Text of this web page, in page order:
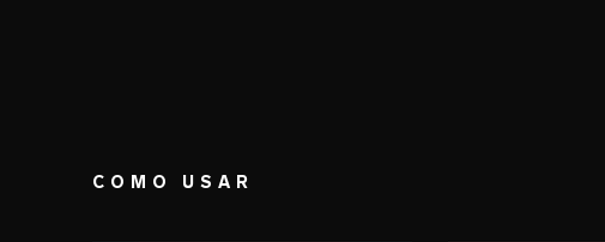
COMO USAR